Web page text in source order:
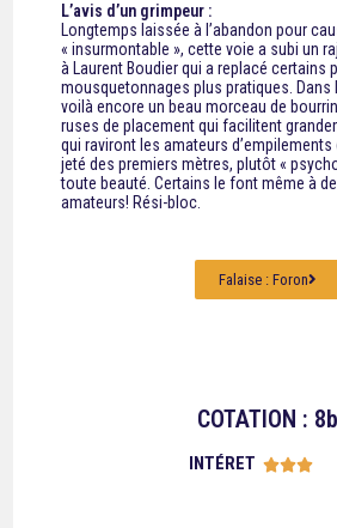
L’avis d’un grimpeur :
Longtemps laissée à l’abandon pour
« insurmontable », cette voie a subi un
à Laurent Boudier qui a replacé certains
mousquetonnages plus pratiques. Dans
voilà encore un beau morceau de
ruses de placement qui facilitent
qui raviront les amateurs d’empilements
jeté des premiers mètres, plutôt «
toute beauté. Certains le font même à
amateurs! Rési-bloc.
Falaise : Foron
COTATION : 8b
INTÉRET 